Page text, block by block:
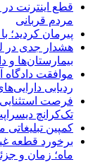
قطع اینترنت
مردم قربانی
پیرمان کردید؛
هشدار جدی در
بیمارستان‌ها و
موافقت
ردیابی دارایی‌های هک ۱.۵ میلیارد
تک‌کرانچ دیسراپت
کمپین
ماه؛ زمان و